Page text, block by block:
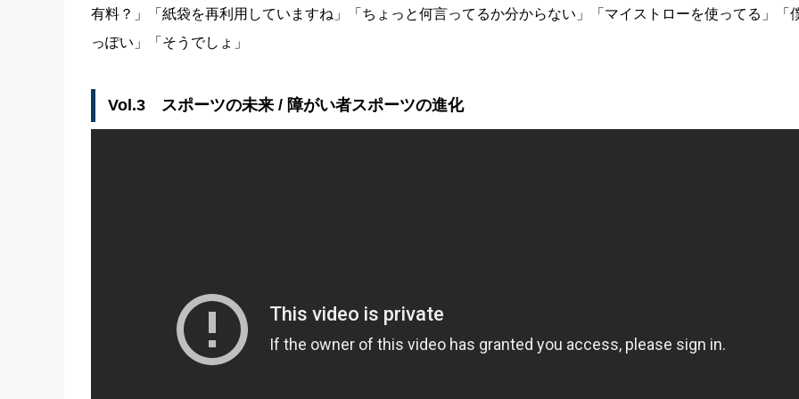
有料？」「紙袋を再利用していますね」「ちょっと何言ってるか分からない」「マイストローを使ってる」「
っぽい」「そうでしょ」
Vol.3 スポーツの未来 / 障がい者スポーツの進化